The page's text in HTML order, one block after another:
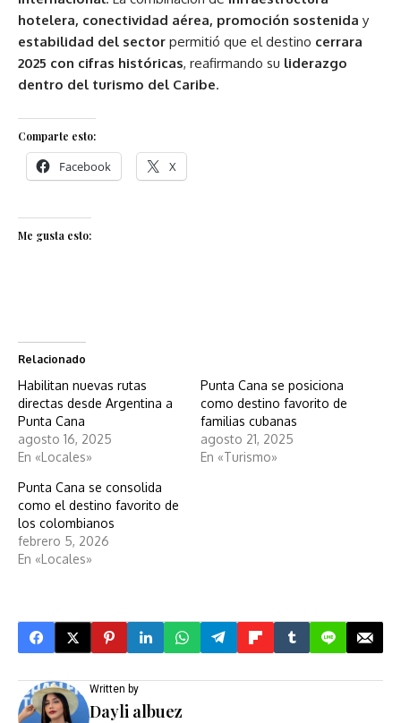
hotelera, conectividad aérea, promoción sostenida y
estabilidad del sector permitió que el destino cerrara
2025 con cifras históricas, reafirmando su liderazgo
dentro del turismo del Caribe.
Comparte esto:
Facebook X
Me gusta esto:
Relacionado
Habilitan nuevas rutas
directas desde Argentina a
Punta Cana
agosto 16, 2025
En «Locales»
Punta Cana se posiciona
como destino favorito de
familias cubanas
agosto 21, 2025
En «Turismo»
Punta Cana se consolida
como el destino favorito de
los colombianos
febrero 5, 2026
En «Locales»
Written by
Dayli albuez